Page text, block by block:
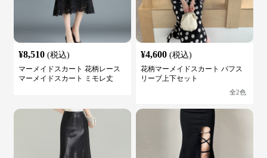
¥8,510 (税込)
マーメイドスカート 花柄レース
マーメイドスカート ミモレ丈
¥4,600 (税込)
花柄マーメイドスカート パフス
リーブ上下セット
全2色